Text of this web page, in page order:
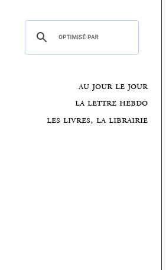
au jour le jour
la lettre hebdo
les livres, la librairie